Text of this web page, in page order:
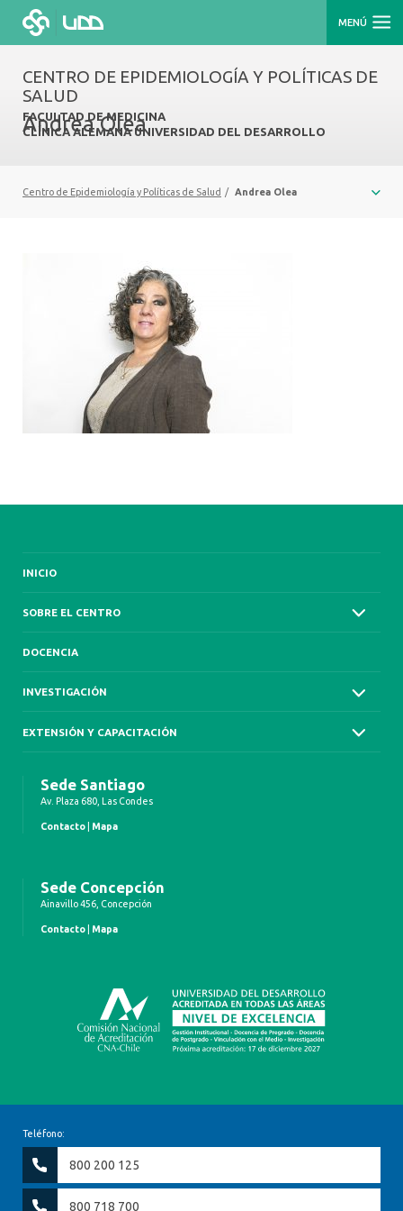
MENÚ
CENTRO DE EPIDEMIOLOGÍA Y POLÍTICAS DE
SALUD
FACULTAD DE MEDICINA
CLÍNICA ALEMANA UNIVERSIDAD DEL DESARROLLO
Andrea Olea
Centro de Epidemiología y Políticas de Salud / Andrea Olea
INICIO
SOBRE EL CENTRO
DOCENCIA
INVESTIGACIÓN
EXTENSIÓN Y CAPACITACIÓN
Sede Santiago
Av. Plaza 680, Las Condes
Contacto Mapa
Sede Concepción
Ainavillo 456, Concepción
Contacto Mapa
Teléfono:
800 200 125
800 718 700